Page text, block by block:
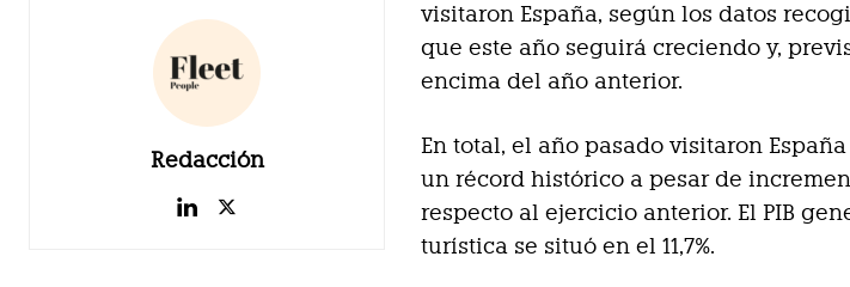
Redacción
visitaron España, según los datos
que este año seguirá creciendo y,
encima del año anterior.
En total, el año pasado visitaron
un récord histórico a pesar de
respecto al ejercicio anterior. El PIB
turística se situó en el 11,7%.